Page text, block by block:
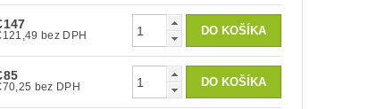
€121,49 bez DPH
€70,25 bez DPH